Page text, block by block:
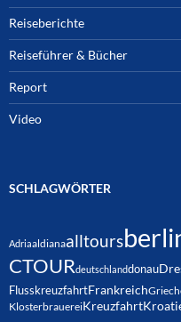
Reiseberichte
Reiseführer & Bücher
Report
Video
SCHLAGWÖRTER
Adriaaldianaalltours
CTOURdeutschlanddonau
FlusskreuzfahrtFrankreich
KlosterbrauereiKreuzfahrt